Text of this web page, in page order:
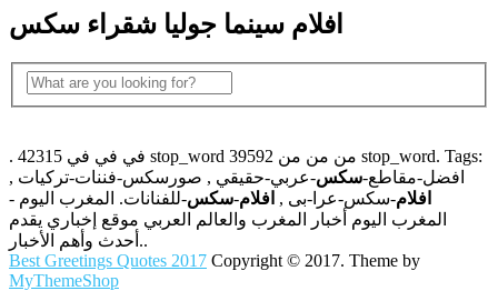
افلام سينما جوليا شقراء سكس
. 42315 في في في stop_word 39592 من من من stop_word. Tags:
افضل-مقاطع-سكس-عربي-حقيقي , صورسكس-فننات-تركيات ,
افلام-سکس-عرا-بی , افلام-سكس-للفنانات. المغرب اليوم -
المغرب اليوم أخبار المغرب والعالم العربي موقع إخباري يقدم
أحدث وأهم الأخبار..
Best Greetings Quotes 2017 Copyright © 2017. Theme by
MyThemeShop